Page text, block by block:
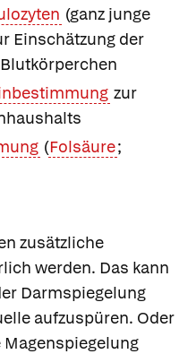
(ganz junge
Einschätzung der
zur
(Folsäure;
zusätzliche
werden. Das kann
Darmspiegelung
aufzuspüren. Oder